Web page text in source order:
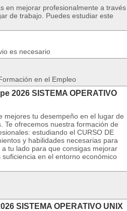
en mejorar profesionalmente a través
de trabajo. Puedes estudiar este
es necesario
en el Empleo
2026 SISTEMA OPERATIVO
mejores tu desempeño en el lugar de
Te ofrecemos nuestra formación de
estudiando el CURSO DE
y habilidades necesarias para
tu lado para que consigas mejorar
en el entorno económico
SISTEMA OPERATIVO UNIX